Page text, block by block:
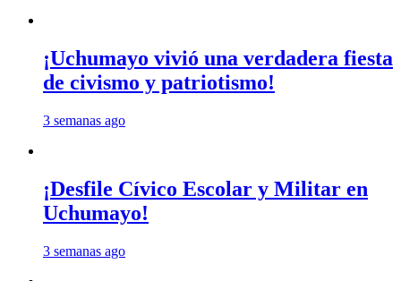
¡Uchumayo vivió una verdadera fiesta
de civismo y patriotismo!
3 semanas ago
¡Desfile Cívico Escolar y Militar en
Uchumayo!
3 semanas ago